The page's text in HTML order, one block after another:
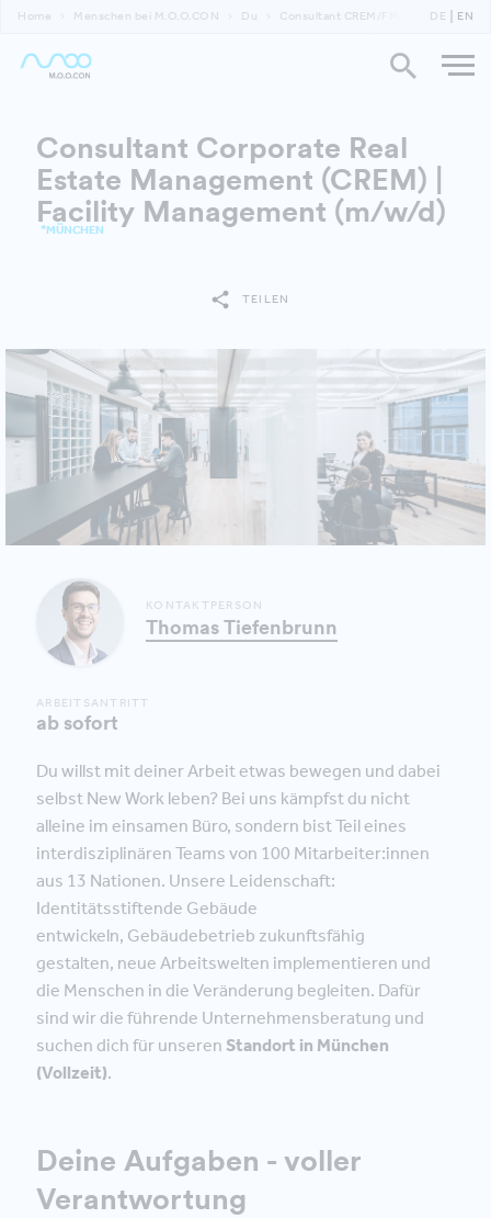
Home Menschen bei M.O.O.CON Du Consultant CREM/FM_MUCDE EN
Consultant Corporate Real
Estate Management (CREM) |
Facility Management (m/w/d)
*MÜNCHEN
TEILEN
KONTAKTPERSON
Thomas Tiefenbrunn
ARBEITSANTRITT
ab sofort
Du willst mit deiner Arbeit etwas bewegen und dabei
selbst New Work leben? Bei uns kämpfst du nicht
alleine im einsamen Büro, sondern bist Teil eines
interdisziplinären Teams von 100 Mitarbeiter:innen
aus 13 Nationen. Unsere Leidenschaft:
Identitätsstiftende Gebäude
entwickeln, Gebäudebetrieb zukunftsfähig
gestalten, neue Arbeitswelten implementieren und
die Menschen in die Veränderung begleiten. Dafür
sind wir die führende Unternehmensberatung und
suchen dich für unseren Standort in München
(Vollzeit).
Deine Aufgaben - voller
Verantwortung